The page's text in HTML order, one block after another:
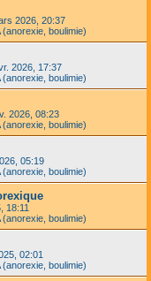
2026, 20:37
boulimie)
2026, 17:37
boulimie)
2026, 08:23
boulimie)
05:19
boulimie)
18:11
boulimie)
02:01
boulimie)